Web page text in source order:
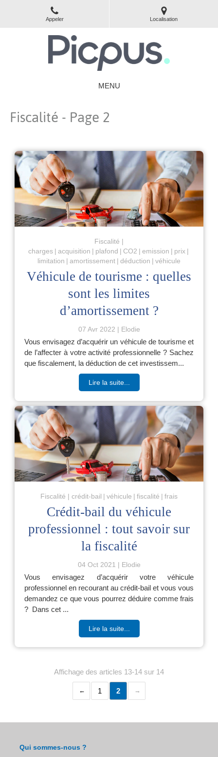
Appeler Localisation
MENU
Fiscalité - Page 2
Fiscalité
charges
acquisition plafond CO2 emission
prix
limitation
amortissement déduction véhicule
Véhicule de tourisme : quelles
sont les limites
d’amortissement ?
07 Avr 2022 Elodie
Vous envisagez d’acquérir un véhicule de tourisme et
de l’affecter à votre activité professionnelle ? Sachez
que fiscalement, la déduction de cet investissem...
Lire la suite...
Fiscalité crédit-bail véhicule fiscalité frais
Crédit-bail du véhicule
professionnel : tout savoir sur
la fiscalité
04 Oct 2021 Elodie
Vous envisagez d’acquérir votre véhicule
professionnel en recourant au crédit-bail et vous vous
demandez ce que vous pourrez déduire comme frais
? Dans cet ...
Lire la suite...
Affichage des articles 13-14 sur 14
1 2
Qui sommes-nous ?